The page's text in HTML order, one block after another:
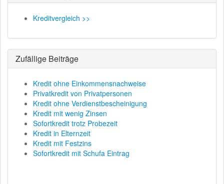
Kreditvergleich >>
Zufällige Beiträge
Kredit ohne Einkommensnachweise
Privatkredit von Privatpersonen
Kredit ohne Verdienstbescheinigung
Kredit mit wenig Zinsen
Sofortkredit trotz Probezeit
Kredit in Elternzeit
Kredit mit Festzins
Sofortkredit mit Schufa Eintrag